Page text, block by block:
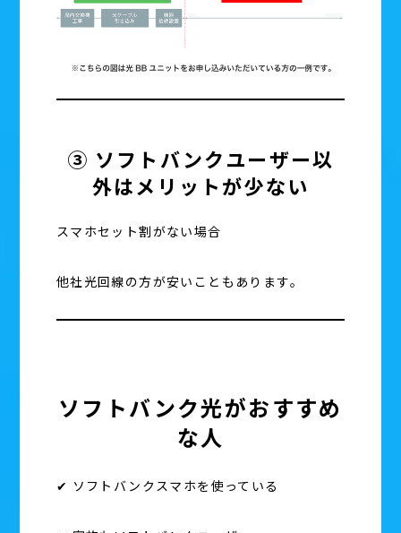
③ ソフトバンクユーザー以
外はメリットが少ない
スマホセット割がない場合
他社光回線の方が安いこともあります。
ソフトバンク光がおすすめ
な人
✔ ソフトバンクスマホを使っている